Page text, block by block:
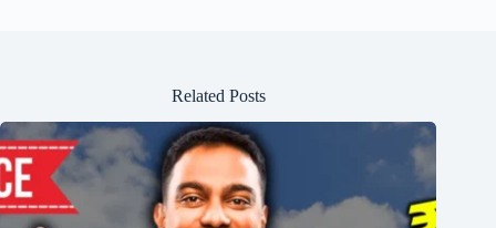
Related Posts